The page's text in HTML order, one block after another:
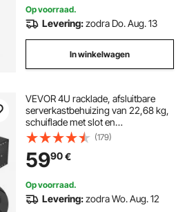
Op voorraad.
Levering:zodra Do. Aug. 13
In winkelwagen
VEVOR 4U racklade, afsluitbare
serverkastbehuizing van 22,68 kg,
schuiflade met slot en
kabelbeheergaten, voor 482 mm
netwerkkast AV-rack of
kastbehuizing
(179)
5990€
Op voorraad.
Levering:zodra Wo. Aug. 12